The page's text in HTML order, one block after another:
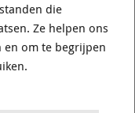
ON /
die
Ze helpen ons
en om te begrijpen